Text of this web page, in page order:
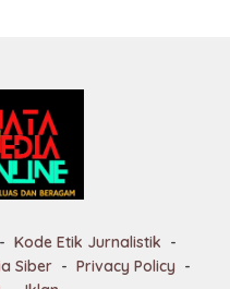
Kode Etik Jurnalistik
Siber
Privacy Policy